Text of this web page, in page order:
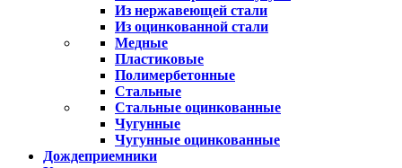
Из нержавеющей стали
Из оцинкованной стали
Медные
Пластиковые
Полимербетонные
Стальные
Стальные оцинкованные
Чугунные
Чугунные оцинкованные
Дождеприемники